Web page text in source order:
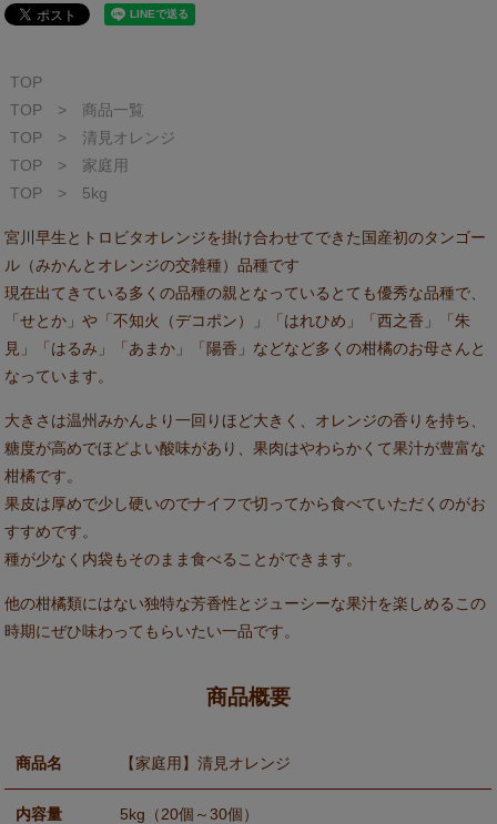
TOP
TOP
>
商品一覧
TOP
>
清見オレンジ
TOP
>
家庭用
TOP
> 5kg
宮川早生とトロビタオレンジを掛け合わせてできた国産初のタンゴー
ル（みかんとオレンジの交雑種）品種です
現在出てきている多くの品種の親となっているとても優秀な品種で、
「せとか」や「不知火（デコポン）」「はれひめ」「西之香」「朱
見」「はるみ」「あまか」「陽香」などなど多くの柑橘のお母さんと
なっています。
大きさは温州みかんより一回りほど大きく、 オレンジの香りを持ち、
糖度が高めでほどよい酸味があり、果肉はやわらかくて果汁が豊富な
柑橘です。
果皮は厚めで少し硬いのでナイフで切ってから食べていただくのがお
すすめです。
種が少なく内袋もそのまま食べることができます。
他の柑橘類にはない独特な芳香性とジューシーな果汁を楽しめるこの
時期にぜひ味わってもらいたい一品です。
商品概要
商品名 【家庭用】清見オレンジ
内容量 5kg（20個～30個）